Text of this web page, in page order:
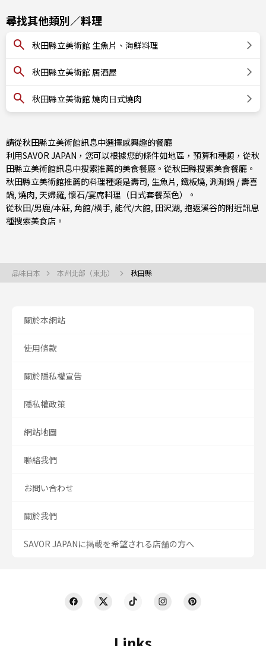
尋找其他類別／料理
秋田縣立美術館 生魚片、海鮮料理
秋田縣立美術館 居酒屋
秋田縣立美術館 燒肉日式燒肉
請從秋田縣立美術館訊息中選擇感興趣的餐廳
利用SAVOR JAPAN，您可以根據您的條件如地區，預算和種類，從秋
田縣立美術館訊息中搜索推薦的美食餐廳。從秋田縣搜索美食餐廳。
秋田縣立美術館推薦的料理種類是壽司, 生魚片 , 鐵板燒, 涮涮鍋 / 壽喜
鍋, 燒肉, 天婦羅, 懷石/宴席料理（日式套餐菜色）
。
從秋田/男鹿/本莊, 角館/橫手, 能代/大館, 田沢湖, 抱返溪谷的附近訊息
種搜索美食店。
品味日本 本州北部（東北） 秋田縣
關於本網站
使用條款
關於隱私權宣告
隱私權政策
網站地圖
聯絡我們
お問い合わせ
關於我們
SAVOR JAPANに掲載を希望される店舗の方へ